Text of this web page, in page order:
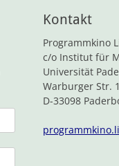
Kontakt
Programmkino
c/o Institut für
Universität
Warburger Str.
D-33098